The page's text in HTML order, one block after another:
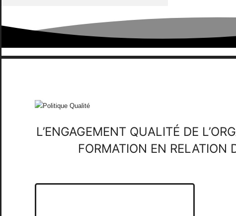
L’ENGAGEMENT QUALITÉ DE
FORMATION EN RELATION